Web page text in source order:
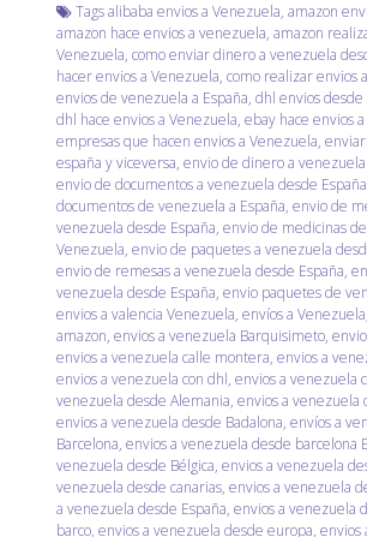
Tagsalibaba envios a Venezuela,amazon
amazon hace envios a venezuela,amazon
Venezuela,como enviar dinero a venezuela
hacer envios a Venezuela,como realizar envios
envios de venezuela a España,dhl envios
dhl hace envios a Venezuela,ebay hace envios
empresas que hacen envios a Venezuela,
españa y viceversa,envio de dinero a
envio de documentos a venezuela desde España
documentos de venezuela a España,envio de
venezuela desde España,envio de medicinas
Venezuela,envio de paquetes a venezuela
envio de remesas a venezuela desde España,
venezuela desde España,envio paquetes de
envios a valencia Venezuela,envíos a Venezuela
amazon,envios a venezuela Barquisimeto,
envios a venezuela calle montera,envios a
envios a venezuela con dhl,envios a venezuela
venezuela desde Alemania,envios a venezuela
envios a venezuela desde Badalona,envíos a
Barcelona,envios a venezuela desde barcelona
venezuela desde Bélgica,envios a venezuela
venezuela desde canarias,envios a venezuela
a venezuela desde España,envios a venezuela
barco,envios a venezuela desde europa,envios